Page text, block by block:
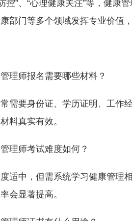
控”、“心理健康关注”等，健
部门等多个领域发挥专业价值
理师报名需要哪些材料？
需要身份证、学历证明、工作
料真实有效。
理师考试难度如何？
适中，但需系统学习健康管理
会显著提高。